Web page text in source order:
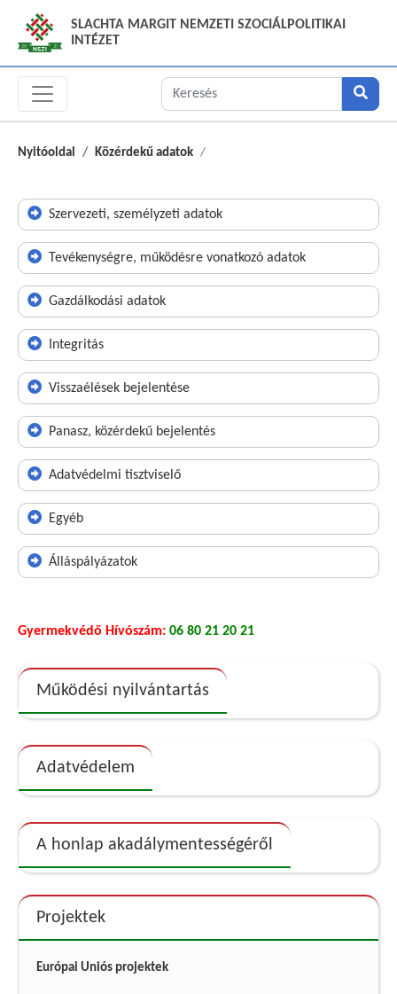
SLACHTA MARGIT NEMZETI SZOCIÁLPOLITIKAI
INTÉZET
Nyitóoldal Közérdekű adatok
Szervezeti, személyzeti adatok
Tevékenységre, működésre vonatkozó adatok
Gazdálkodási adatok
Integritás
Visszaélések bejelentése
Panasz, közérdekű bejelentés
Adatvédelmi tisztviselő
Egyéb
Álláspályázatok
Gyermekvédő Hívószám: 06 80 21 20 21
Működési nyilvántartás
Adatvédelem
A honlap akadálymentességéről
Projektek
Európai Uniós projektek